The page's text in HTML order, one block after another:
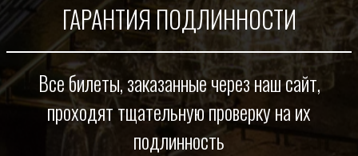
ГАРАНТИЯ ПОДЛИННОСТИ
Все билеты, заказанные через наш сайт,
проходят тщательную проверку на их
подлинность